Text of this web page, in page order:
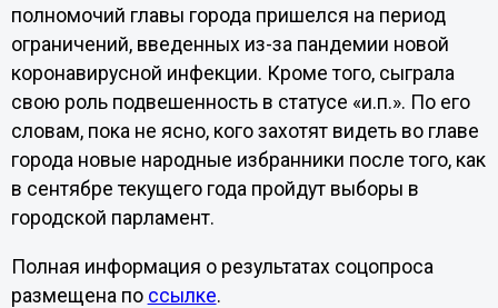
полномочий главы города пришелся на период
ограничений, введенных из-за пандемии новой
коронавирусной инфекции. Кроме того, сыграла
свою роль подвешенность в статусе «и.п.». По его
словам, пока не ясно, кого захотят видеть во главе
города новые народные избранники после того, как
в сентябре текущего года пройдут выборы в
городской парламент.
Полная информация о результатах соцопроса
размещена по ссылке.